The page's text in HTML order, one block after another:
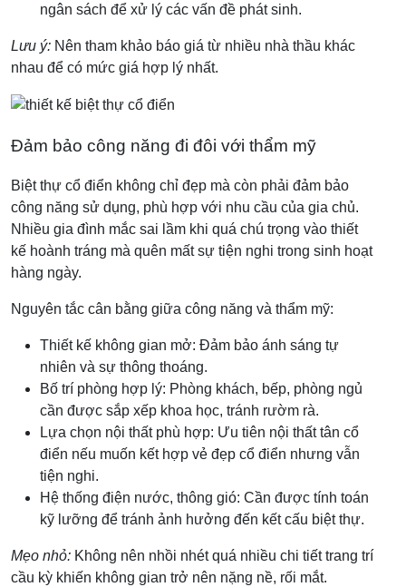
ngân sách để xử lý các vấn đề phát sinh.
Lưu ý: Nên tham khảo báo giá từ nhiều nhà thầu khác
nhau để có mức giá hợp lý nhất.
Đảm bảo công năng đi đôi với thẩm mỹ
Biệt thự cổ điển không chỉ đẹp mà còn phải đảm bảo
công năng sử dụng, phù hợp với nhu cầu của gia chủ.
Nhiều gia đình mắc sai lầm khi quá chú trọng vào thiết
kế hoành tráng mà quên mất sự tiện nghi trong sinh hoạt
hàng ngày.
Nguyên tắc cân bằng giữa công năng và thẩm mỹ:
Thiết kế không gian mở: Đảm bảo ánh sáng tự
nhiên và sự thông thoáng.
Bố trí phòng hợp lý: Phòng khách, bếp, phòng ngủ
cần được sắp xếp khoa học, tránh rườm rà.
Lựa chọn nội thất phù hợp: Ưu tiên nội thất tân cổ
điển nếu muốn kết hợp vẻ đẹp cổ điển nhưng vẫn
tiện nghi.
Hệ thống điện nước, thông gió: Cần được tính toán
kỹ lưỡng để tránh ảnh hưởng đến kết cấu biệt thự.
Mẹo nhỏ: Không nên nhồi nhét quá nhiều chi tiết trang trí
cầu kỳ khiến không gian trở nên nặng nề, rối mắt.